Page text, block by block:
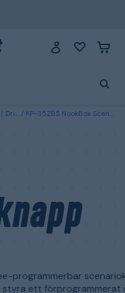
Drivdon KP-35ZBS NookBox Scenarioknapp ZigBee-protokoll
programmerbar
ett förprogrammerat